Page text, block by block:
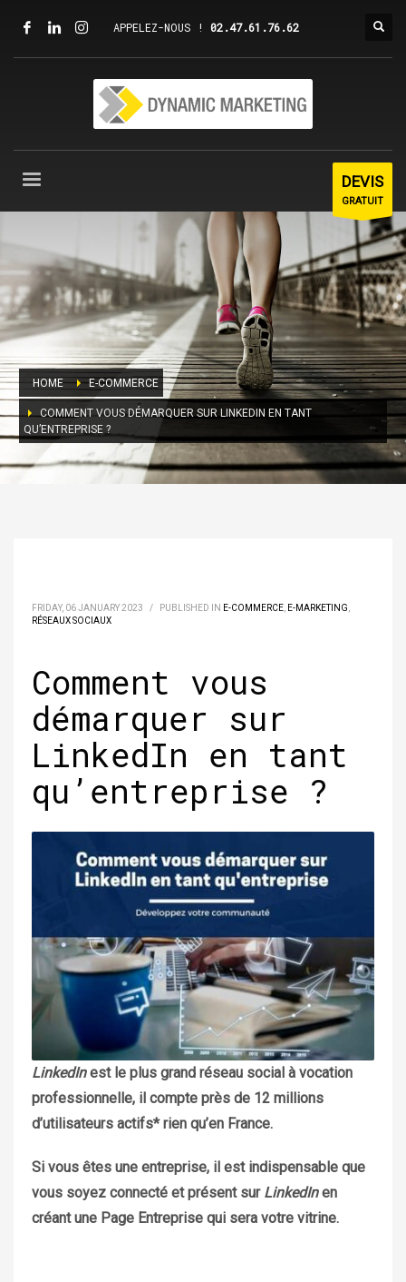
APPELEZ-NOUS ! 02.47.61.76.62
DEVIS
GRATUIT
HOME E-COMMERCE
COMMENT VOUS DÉMARQUER SUR LINKEDIN EN TANT
QU’ENTREPRISE ?
FRIDAY, 06 JANUARY 2023 / PUBLISHED IN E-COMMERCE E-MARKETING
RÉSEAUX SOCIAUX
Comment vous
démarquer sur
LinkedIn en tant
qu’entreprise ?
LinkedInest le plus grand réseau social à vocation
professionnelle, il compte près de 12 millions
d’utilisateurs actifs* rien qu’en France.
Si vous êtes une entreprise, il est indispensable que
vous soyez connecté et présent sur LinkedInen
créant une Page Entreprise qui sera votre vitrine.